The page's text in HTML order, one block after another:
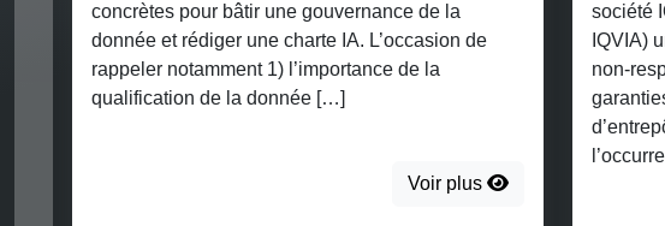
de la
L’occasion de
de la
société IQVIA OPERATIONS France (société
IQVIA) une amende de 5 millions d’euros pour
non-respect des mesures de sécurité et des
garanties requises dans le cadre de la gestion